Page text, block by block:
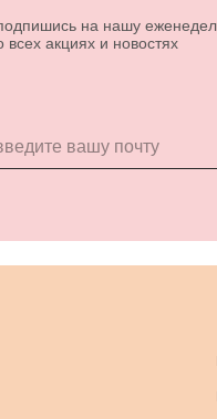
на нашу
всех акциях и новостях